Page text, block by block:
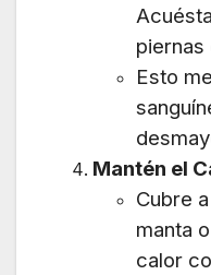
piernas
Esto
Mantén el
Cubre
manta
calor